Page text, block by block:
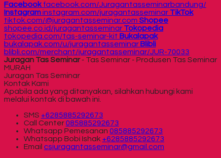
Facebook facebook.com/Juragantasseminarbandung/
Instagraminstagram.com/juragantasseminar TikTok
tiktok.com/@juragantasseminar.com Shopee
shopee.co.id/juragantasseminar Tokopedia
tokopedia.com/tas-seminar-kit Bukalapak
bukalapak.com/u/juragantasseminar Blibli
blibli.com/merchant/juragantasseminar/JUR-70033
Juragan Tas Seminar- Tas Seminar - Produsen Tas Seminar
MURAH
Juragan Tas Seminar
Kontak Kami
Apabila ada yang ditanyakan, silahkan hubungi kami
melalui kontak di bawah ini.
SMS +6285885292673
Call Center085885292673
Whatsapp Pemesanan 085885292673
Whatsapp Bobi Ishak +6285885292673
Email csjuragantasseminar@gmail.com